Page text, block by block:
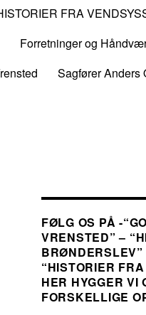
FRA
Forretninger og
Sagfører Anders
FØLG OS PÅ -
VRENSTED” –
BRØNDERSLEV”
“HISTORIER
HER HYGGER VI
FORSKELLIGE